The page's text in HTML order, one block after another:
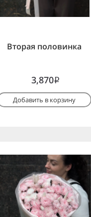
Вторая половинка
3,870i
Добавить в корзину